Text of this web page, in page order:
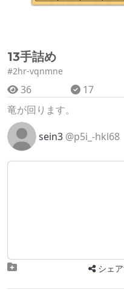
13手詰め
#2hr-vqnmne
36 17
竜が回ります。
sein3 @p5i_-hkl68
シェア